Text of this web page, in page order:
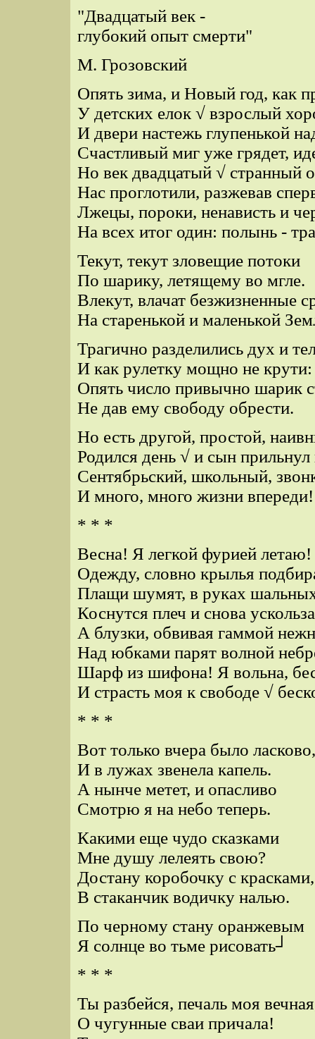
"Двадцатый век -
глубокий опыт смерти"
М. Грозовский
Опять зима, и Новый год, как
У детских елок √ взрослый
И двери настежь глупенькой
Счастливый миг уже грядет,
Но век двадцатый √ странный
Нас проглотили, разжевав
Лжецы, пороки, ненависть и
На всех итог один: полынь -
Текут, текут зловещие потоки
По шарику, летящему во мгле.
Влекут, влачат безжизненные
На старенькой и маленькой
Трагично разделились дух и
И как рулетку мощно не крути:
Опять число привычно шарик
Не дав ему свободу обрести.
Но есть другой, простой,
Родился день √ и сын прильнул
Сентябрьский, школьный,
И много, много жизни впереди!
* * *
Весна! Я легкой фурией летаю!
Одежду, словно крылья
Плащи шумят, в руках
Коснутся плеч и снова
А блузки, обвивая гаммой
Над юбками парят волной
Шарф из шифона! Я вольна,
И страсть моя к свободе √
* * *
Вот только вчера было ласково,
И в лужах звенела капель.
А нынче метет, и опасливо
Смотрю я на небо теперь.
Какими еще чудо сказками
Мне душу лелеять свою?
Достану коробочку с красками,
В стаканчик водичку налью.
По черному стану оранжевым
Я солнце во тьме рисовать┘
* * *
Ты разбейся, печаль моя
О чугунные сваи причала!